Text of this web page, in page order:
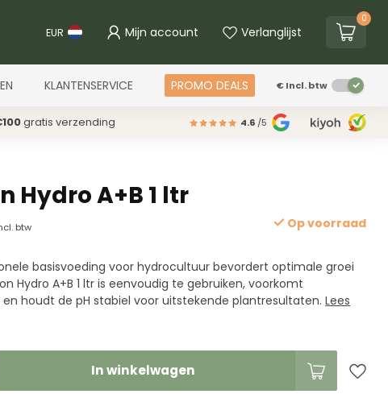
EUR Mijn account Verlanglijst
0
KLANTENSERVICE PROMO DEALS €Incl. btw
gratis verzending 4.6 /5
Hydro A+B 1 ltr
btw Op voorraad
basisvoeding voor hydrocultuur bevordert optimale groei
Hydro A+B 1 ltr is eenvoudig te gebruiken, voorkomt
houdt de pH stabiel voor uitstekende plantresultaten.Lees
In winkelwagen